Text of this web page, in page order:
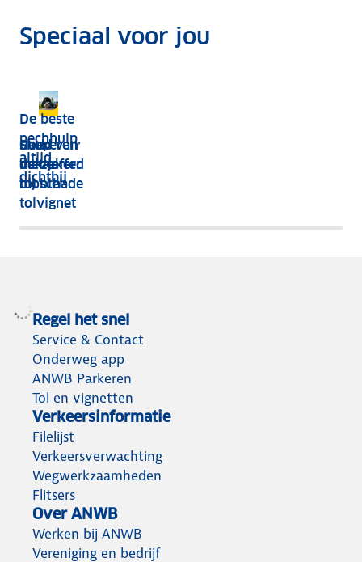
Speciaal voor jou
Ook alles voor de autovakantie?
Shop van
dakkoffer
tot
tolvignet
ANWB Autoverzekeringen
Goed
verzekerd
bij schade
Eenvoudig en met korting
Parkeren
met je
mobiel
De beste
pechhulp,
altijd
dichtbij
Regel het snel
Service & Contact
Onderweg app
ANWB Parkeren
Tol en vignetten
Verkeersinformatie
Filelijst
Verkeersverwachting
Wegwerkzaamheden
Flitsers
Over ANWB
Werken bij ANWB
Vereniging en bedrijf